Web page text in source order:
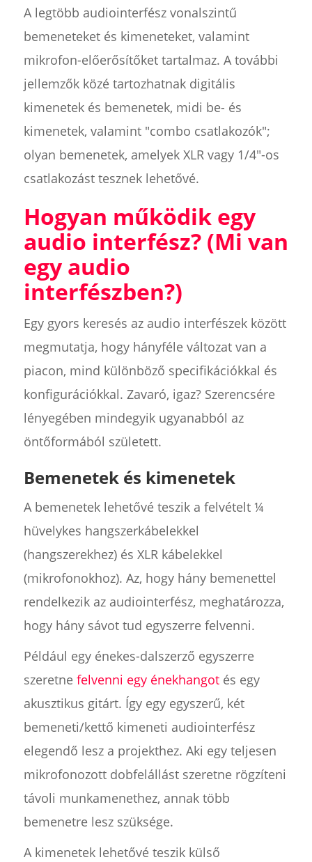
A legtöbb audiointerfész vonalszintű
bemeneteket és kimeneteket, valamint
mikrofon-előerősítőket tartalmaz. A további
jellemzők közé tartozhatnak digitális
kimenetek és bemenetek, midi be- és
kimenetek, valamint "combo csatlakozók";
olyan bemenetek, amelyek XLR vagy 1/4"-os
csatlakozást tesznek lehetővé.
Hogyan működik egy
audio interfész? (Mi van
egy audio
interfészben?)
Egy gyors keresés az audio interfészek között
megmutatja, hogy hányféle változat van a
piacon, mind különböző specifikációkkal és
konfigurációkkal. Zavaró, igaz? Szerencsére
lényegében mindegyik ugyanabból az
öntőformából született.
Bemenetek és kimenetek
A bemenetek lehetővé teszik a felvételt ¼
hüvelykes hangszerkábelekkel
(hangszerekhez) és XLR kábelekkel
(mikrofonokhoz). Az, hogy hány bemenettel
rendelkezik az audiointerfész, meghatározza,
hogy hány sávot tud egyszerre felvenni.
Például egy énekes-dalszerző egyszerre
szeretne felvenni egy énekhangotés egy
akusztikus gitárt. Így egy egyszerű, két
bemeneti/kettő kimeneti audiointerfész
elegendő lesz a projekthez. Aki egy teljesen
mikrofonozott dobfelállást szeretne rögzíteni
távoli munkamenethez, annak több
bemenetre lesz szüksége.
A kimenetek lehetővé teszik külső